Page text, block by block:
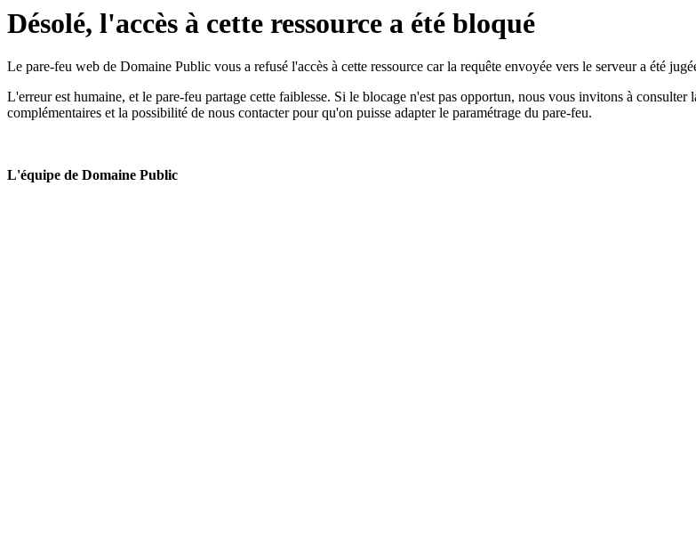
Désolé, l'accès à cette ressource a été bloqué
Le pare-feu web de Domaine Public vous a refusé l'accès à cette ressource car la requête envoyée vers le serveur a été
L'erreur est humaine, et le pare-feu partage cette faiblesse. Si le blocage n'est pas opportun, nous vous invitons à consulter
complémentaires et la possibilité de nous contacter pour qu'on puisse adapter le paramétrage du pare-feu.
L'équipe de Domaine Public